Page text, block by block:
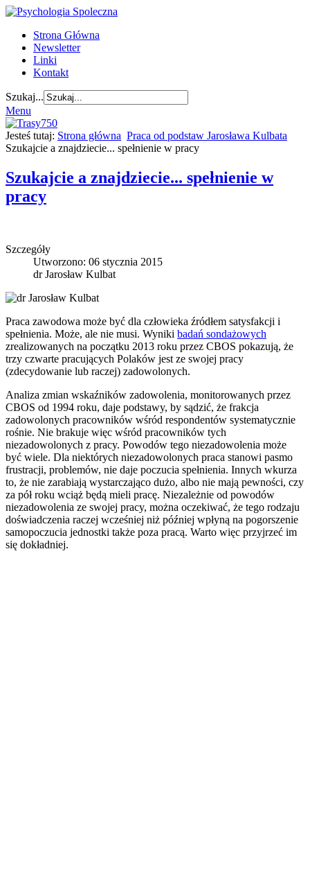
Strona Główna
Newsletter
Linki
Kontakt
Szukaj...
Menu
Jesteś tutaj: Strona główna Praca od podstaw Jarosława Kulbata
Szukajcie a znajdziecie... spełnienie w pracy
Szukajcie a znajdziecie... spełnienie w
pracy
Szczegóły
Utworzono: 06 stycznia 2015
dr Jarosław Kulbat
Praca zawodowa może być dla człowieka źródłem satysfakcji i
spełnienia. Może, ale nie musi. Wyniki badań sondażowych
zrealizowanych na początku 2013 roku przez CBOS pokazują, że
trzy czwarte pracujących Polaków jest ze swojej pracy
(zdecydowanie lub raczej) zadowolonych.
Analiza zmian wskaźników zadowolenia, monitorowanych przez
CBOS od 1994 roku, daje podstawy, by sądzić, że frakcja
zadowolonych pracowników wśród respondentów systematycznie
rośnie. Nie brakuje więc wśród pracowników tych
niezadowolonych z pracy. Powodów tego niezadowolenia może
być wiele. Dla niektórych niezadowolonych praca stanowi pasmo
frustracji, problemów, nie daje poczucia spełnienia. Innych wkurza
to, że nie zarabiają wystarczająco dużo, albo nie mają pewności, czy
za pół roku wciąż będą mieli pracę. Niezależnie od powodów
niezadowolenia ze swojej pracy, można oczekiwać, że tego rodzaju
doświadczenia raczej wcześniej niż później wpłyną na pogorszenie
samopoczucia jednostki także poza pracą. Warto więc przyjrzeć im
się dokładniej.